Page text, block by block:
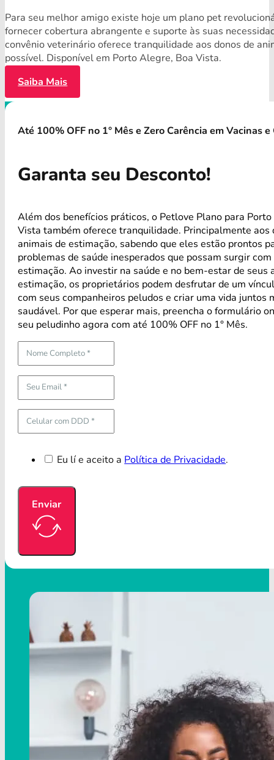
Para seu melhor amigo existe hoje um plano pet
fornecer cobertura abrangente e suporte às suas
convênio veterinário oferece tranquilidade aos donos de
possível. Disponível em Porto Alegre, Boa Vista.
Saiba Mais
Até 100% OFF no 1° Mês e Zero Carência em Vacinas
Garanta seu Desconto!
Além dos benefícios práticos, o Petlove Plano para
Vista também oferece tranquilidade. Principalmente aos
animais de estimação, sabendo que eles estão prontos
problemas de saúde inesperados que possam surgir
estimação. Ao investir na saúde e no bem-estar de seus
estimação, os proprietários podem desfrutar de um
com seus companheiros peludos e criar uma vida juntos
saudável. Por que esperar mais, preencha o formulário
seu peludinho agora com até 100% OFF no 1° Mês.
Eu lí e aceito a Política de Privacidade.
Enviar